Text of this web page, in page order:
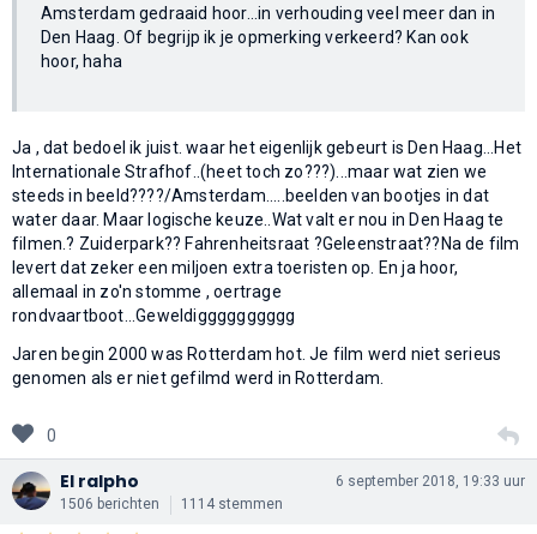
Amsterdam gedraaid hoor...in verhouding veel meer dan in
Den Haag. Of begrijp ik je opmerking verkeerd? Kan ook
hoor, haha
Ja , dat bedoel ik juist. waar het eigenlijk gebeurt is Den Haag...Het
Internationale Strafhof..(heet toch zo???)...maar wat zien we
steeds in beeld????/Amsterdam.....beelden van bootjes in dat
water daar. Maar logische keuze..Wat valt er nou in Den Haag te
filmen.? Zuiderpark?? Fahrenheitsraat ?Geleenstraat??Na de film
levert dat zeker een miljoen extra toeristen op. En ja hoor,
allemaal in zo'n stomme , oertrage
rondvaartboot...Geweldigggggggggg
Jaren begin 2000 was Rotterdam hot. Je film werd niet serieus
genomen als er niet gefilmd werd in Rotterdam.
0
El ralpho
1506 berichten 1114 stemmen
6 september 2018, 19:33 uur